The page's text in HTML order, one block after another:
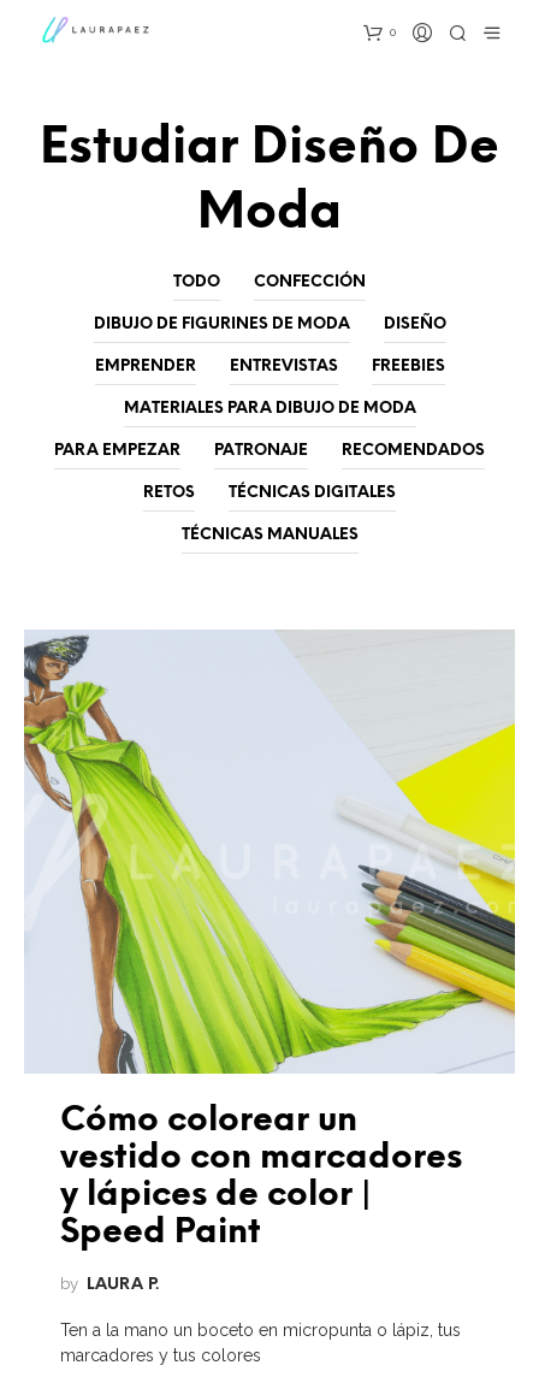
0
Estudiar Diseño De
Moda
TODO CONFECCIÓN
DIBUJO DE FIGURINES DE MODA DISEÑO
EMPRENDER ENTREVISTAS FREEBIES
MATERIALES PARA DIBUJO DE MODA
PARA EMPEZAR PATRONAJE RECOMENDADOS
RETOS TÉCNICAS DIGITALES
TÉCNICAS MANUALES
Cómo colorear un
vestido con marcadores
y lápices de color |
Speed Paint
by LAURA P.
Ten a la mano un boceto en micropunta o lápiz, tus
marcadores y tus colores